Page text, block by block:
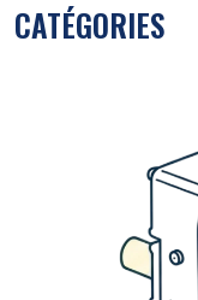
CATÉGORIES